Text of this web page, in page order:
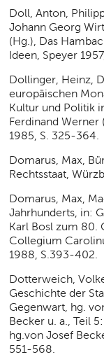
Doll, Anton,
Johann Georg
(Hg.), Das
Ideen, Speyer
Dollinger, Heinz,
europäischen
Kultur und Politik
Ferdinand Werner
1985, S. 325-364.
Domarus, Max,
Rechtsstaat,
Domarus, Max,
Jahrhunderts, in:
Karl Bosl zum 80.
Collegium
1988, S.393-402.
Dotterweich,
Geschichte der
Gegenwart, hg.
Becker u. a., Teil
hg.von Josef
551-568.